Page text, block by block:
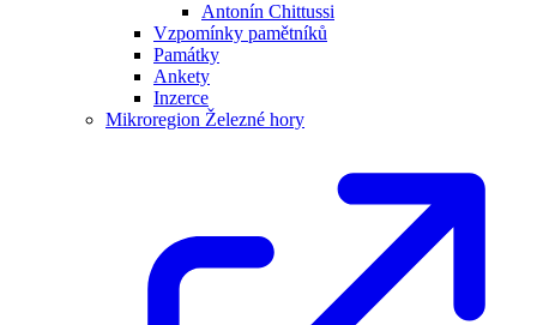
Antonín Chittussi
Vzpomínky pamětníků
Památky
Ankety
Inzerce
Mikroregion Železné hory